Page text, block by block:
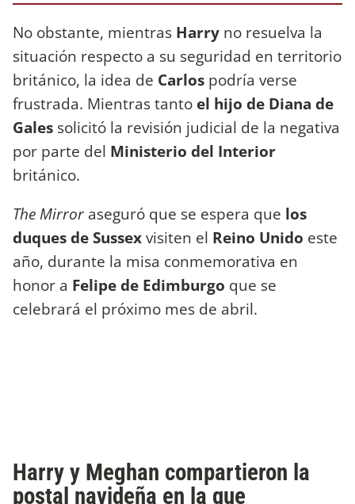
No obstante, mientras Harry no resuelva la
situación respecto a su seguridad en territorio
británico, la idea de Carlos podría verse
frustrada. Mientras tanto el hijo de Diana de
Gales solicitó la revisión judicial de la negativa
por parte del Ministerio del Interior
británico.
The Mirror aseguró que se espera que los
duques de Sussexvisiten el Reino Unido este
año, durante la misa conmemorativa en
honor a Felipe de Edimburgo que se
celebrará el próximo mes de abril.
Harry y Meghan compartieron la
postal navideña en la que